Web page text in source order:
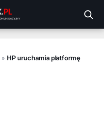
» HP uruchamia platformę